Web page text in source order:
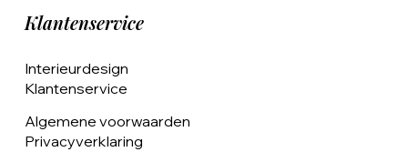
Klantenservice
Interieurdesign
Klantenservice
Algemene voorwaarden
Privacyverklaring